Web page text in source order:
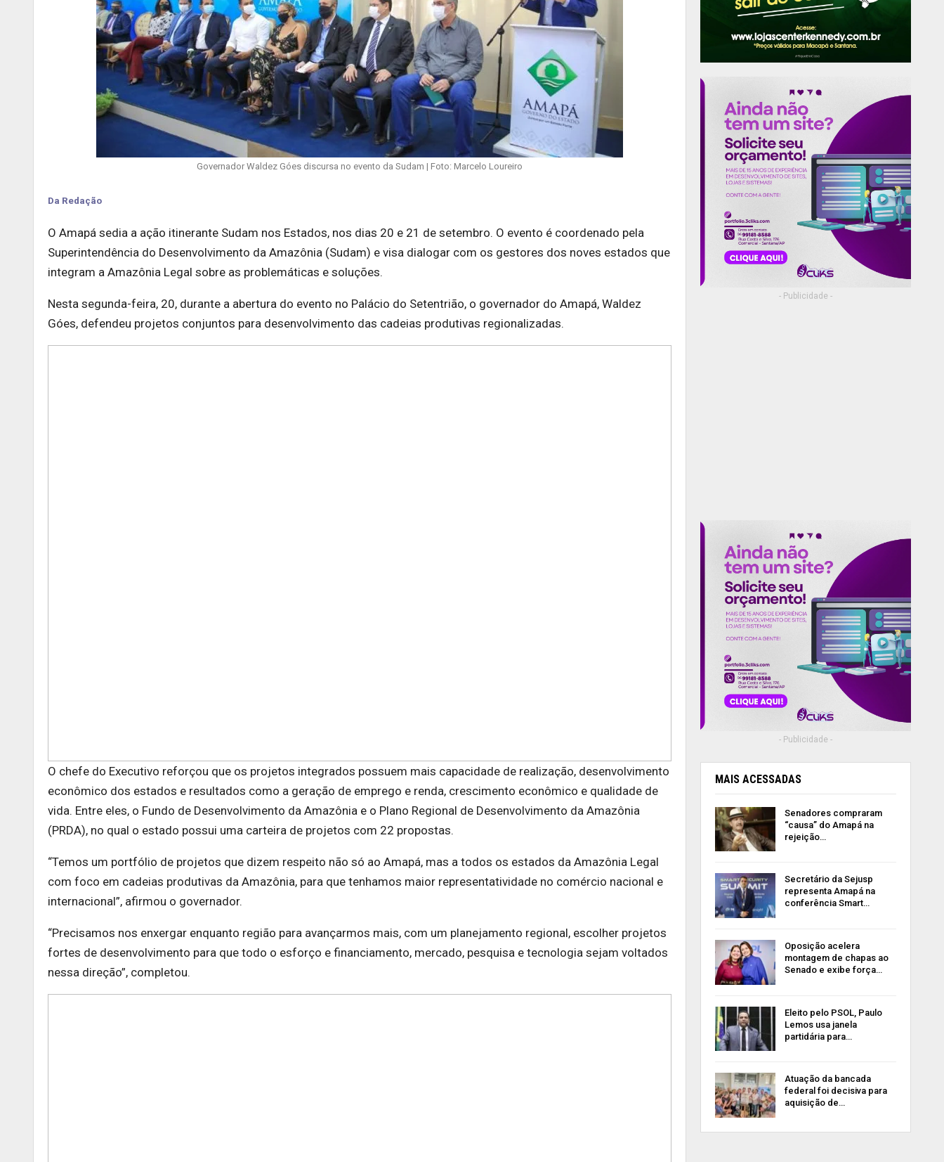
Governador Waldez Góes discursa no evento da Sudam | Foto: Marcelo Loureiro
Da Redação
O Amapá sedia a ação itinerante Sudam nos Estados, nos dias 20 e 21 de setembro. O evento é coordenado pela
Superintendência do Desenvolvimento da Amazônia (Sudam) e visa dialogar com os gestores dos noves estados que
integram a Amazônia Legal sobre as problemáticas e soluções.
Nesta segunda-feira, 20, durante a abertura do evento no Palácio do Setentrião, o governador do Amapá, Waldez
Góes, defendeu projetos conjuntos para desenvolvimento das cadeias produtivas regionalizadas.
O chefe do Executivo reforçou que os projetos integrados possuem mais capacidade de realização, desenvolvimento
econômico dos estados e resultados como a geração de emprego e renda, crescimento econômico e qualidade de
vida. Entre eles, o Fundo de Desenvolvimento da Amazônia e o Plano Regional de Desenvolvimento da Amazônia
(PRDA), no qual o estado possui uma carteira de projetos com 22 propostas.
“Temos um portfólio de projetos que dizem respeito não só ao Amapá, mas a todos os estados da Amazônia Legal
com foco em cadeias produtivas da Amazônia, para que tenhamos maior representatividade no comércio nacional e
internacional”, afirmou o governador.
“Precisamos nos enxergar enquanto região para avançarmos mais, com um planejamento regional, escolher projetos
fortes de desenvolvimento para que todo o esforço e financiamento, mercado, pesquisa e tecnologia sejam voltados
nessa direção”, completou.
- Publicidade -
- Publicidade -
MAIS ACESSADAS
Senadores compraram
“causa” do Amapá na
rejeição…
Secretário da Sejusp
representa Amapá na
conferência Smart…
Oposição acelera
montagem de chapas ao
Senado e exibe força…
Eleito pelo PSOL, Paulo
Lemos usa janela
partidária para…
Atuação da bancada
federal foi decisiva para
aquisição de…